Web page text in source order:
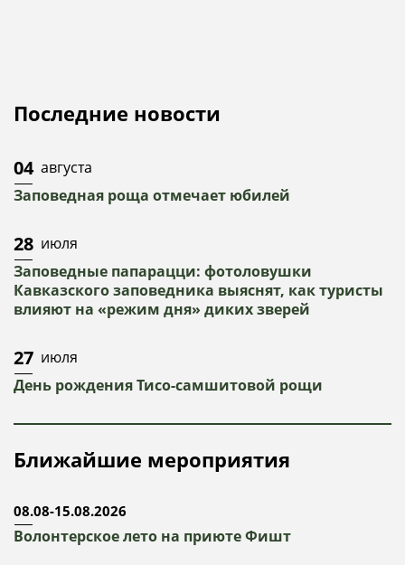
Последние новости
04 августа
Заповедная роща отмечает юбилей
28 июля
Заповедные папарацци: фотоловушки
Кавказского заповедника выяснят, как туристы
влияют на «режим дня» диких зверей
27 июля
День рождения Тисо-самшитовой рощи
Ближайшие мероприятия
08.08-15.08.2026
Волонтерское лето на приюте Фишт